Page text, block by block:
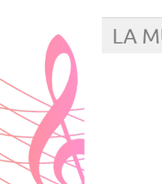
LA